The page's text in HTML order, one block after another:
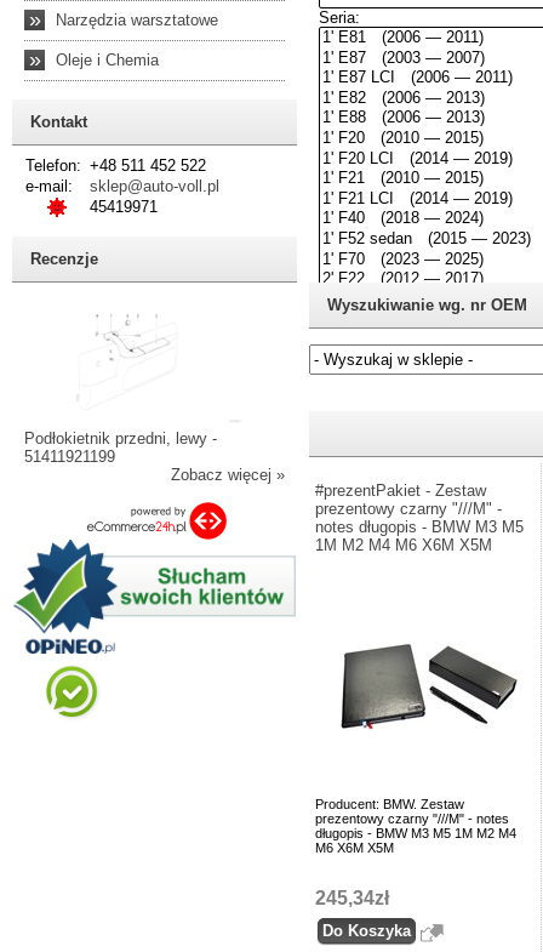
» Narzędzia warsztatowe
» Oleje i Chemia
Kontakt
Telefon: +48 511 452 522
e-mail:
sklep@auto-voll.pl
45419971
Recenzje
Podłokietnik przedni, lewy -
51411921199
Zobacz więcej »
Wyszukiwanie wg. nr OEM
#prezentPakiet - Zestaw
prezentowy czarny "///M" -
notes długopis - BMW M3 M5
1M M2 M4 M6 X6M X5M
Producent: BMW. Zestaw
prezentowy czarny "///M" - notes
długopis - BMW M3 M5 1M M2 M4
M6 X6M X5M
245,34zł